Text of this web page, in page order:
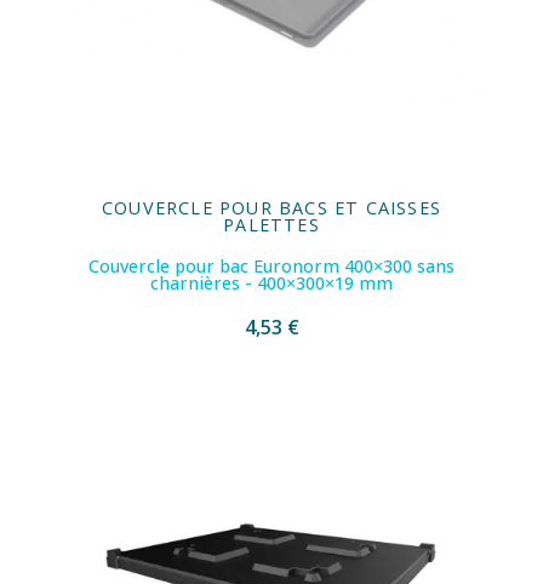
COUVERCLE POUR BACS ET CAISSES
PALETTES
Couvercle pour bac Euronorm 400×300 sans
charnières - 400×300×19 mm
4,53 €